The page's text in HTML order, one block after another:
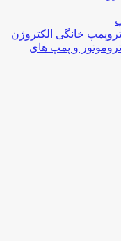
خانگی الکتروژن
و پمپ های